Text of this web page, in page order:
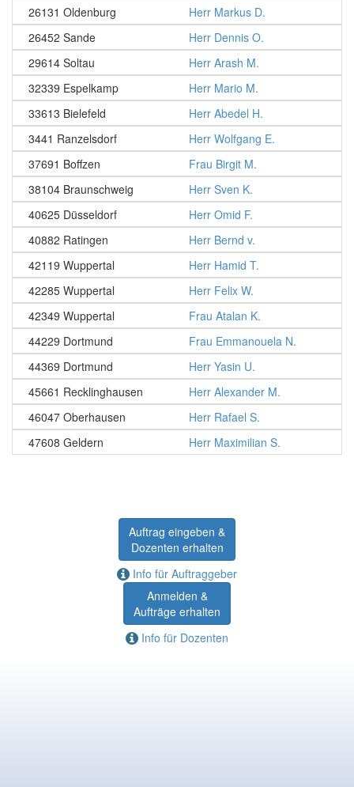
26131 Oldenburg
Herr Markus D.
26452 Sande
Herr Dennis O.
29614 Soltau
Herr Arash M.
32339 Espelkamp
Herr Mario M.
33613 Bielefeld
Herr Abedel H.
3441 Ranzelsdorf
Herr Wolfgang E.
37691 Boffzen
Frau Birgit M.
38104 Braunschweig
Herr Sven K.
40625 Düsseldorf
Herr Omid F.
40882 Ratingen
Herr Bernd v.
42119 Wuppertal
Herr Hamid T.
42285 Wuppertal
Herr Felix W.
42349 Wuppertal
Frau Atalan K.
44229 Dortmund
Frau Emmanouela N.
44369 Dortmund
Herr Yasin U.
45661 Recklinghausen
Herr Alexander M.
46047 Oberhausen
Herr Rafael S.
47608 Geldern
Herr Maximilian S.
Auftrag eingeben &
Dozenten erhalten
Info für Auftraggeber
Anmelden &
Aufträge erhalten
Info für Dozenten